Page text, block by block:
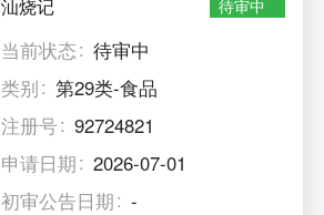
汕烧记 待审中
当前状态
待审中
类别
第29类-食品
注册号
92724821
申请日期
2026-07-01
初审公告日期
-